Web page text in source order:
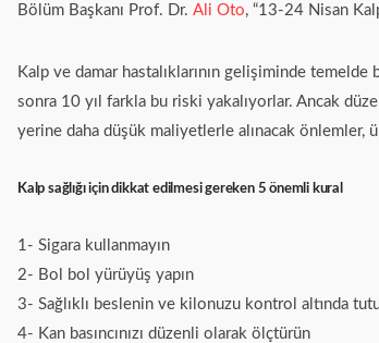
Bölüm Başkanı Prof. Dr. Ali Oto, “13-24 Nisan
Kalp ve damar hastalıklarının gelişiminde
sonra 10 yıl farkla bu riski yakalıyorlar. Ancak
yerine daha düşük maliyetlerle alınacak önlemler,
Kalp sağlığı için dikkat edilmesi gereken 5 önemli kural
1- Sigara kullanmayın
2- Bol bol yürüyüş yapın
3- Sağlıklı beslenin ve kilonuzu kontrol altında
4- Kan basıncınızı düzenli olarak ölçtürün